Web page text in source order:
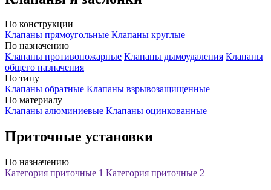
По конструкции
Клапаны прямоугольные Клапаны круглые
По назначению
Клапаны противопожарные Клапаны дымоудаления Клапаны
общего назначения
По типу
Клапаны обратные Клапаны взрывозащищенные
По материалу
Клапаны алюминиевые Клапаны оцинкованные
Приточные установки
По назначению
Категория приточные 1 Категория приточные 2